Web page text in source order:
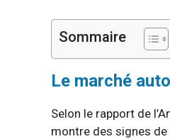
Sommaire
Le marché
Selon le rapport de
montre des signes de